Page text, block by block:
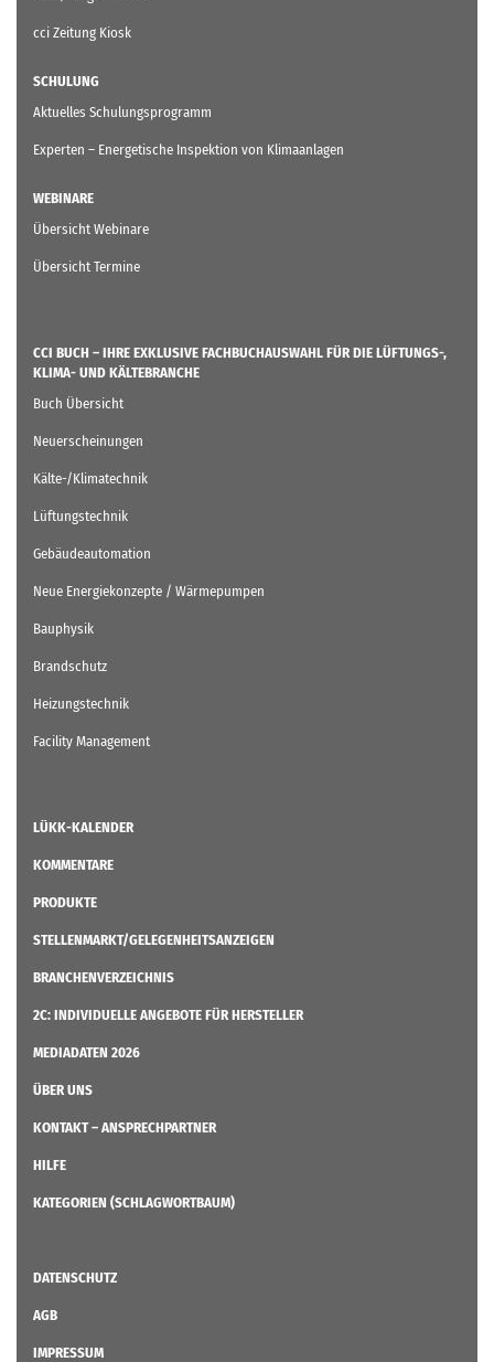
cci Zeitung Kiosk
SCHULUNG
Aktuelles Schulungsprogramm
Experten – Energetische Inspektion von Klimaanlagen
WEBINARE
Übersicht Webinare
Übersicht Termine
CCI BUCH – IHRE EXKLUSIVE FACHBUCHAUSWAHL FÜR DIE LÜFTUNGS-,
KLIMA- UND KÄLTEBRANCHE
Buch Übersicht
Neuerscheinungen
Kälte-/Klimatechnik
Lüftungstechnik
Gebäudeautomation
Neue Energiekonzepte / Wärmepumpen
Bauphysik
Brandschutz
Heizungstechnik
Facility Management
LÜKK-KALENDER
KOMMENTARE
PRODUKTE
STELLENMARKT/GELEGENHEITSANZEIGEN
BRANCHENVERZEICHNIS
2C: INDIVIDUELLE ANGEBOTE FÜR HERSTELLER
MEDIADATEN 2026
ÜBER UNS
KONTAKT – ANSPRECHPARTNER
HILFE
KATEGORIEN (SCHLAGWORTBAUM)
DATENSCHUTZ
AGB
IMPRESSUM